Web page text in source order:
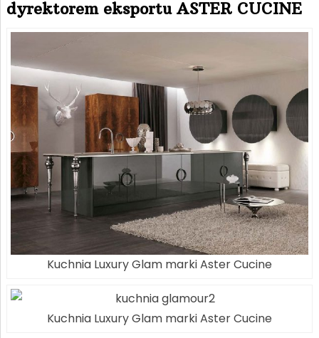
dyrektorem eksportu ASTER CUCINE
Kuchnia Luxury Glam marki Aster Cucine
Kuchnia Luxury Glam marki Aster Cucine